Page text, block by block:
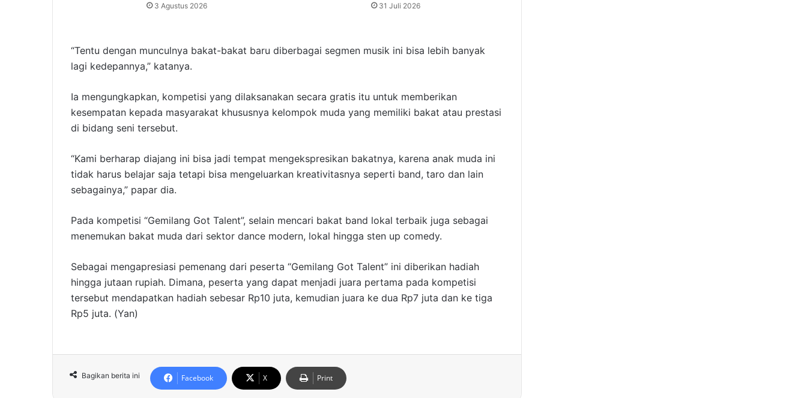
3 Agustus 2026 31 Juli 2026
“Tentu dengan munculnya bakat-bakat baru diberbagai segmen musik ini bisa lebih banyak
lagi kedepannya,” katanya.
Ia mengungkapkan, kompetisi yang dilaksanakan secara gratis itu untuk memberikan
kesempatan kepada masyarakat khususnya kelompok muda yang memiliki bakat atau prestasi
di bidang seni tersebut.
“Kami berharap diajang ini bisa jadi tempat mengekspresikan bakatnya, karena anak muda ini
tidak harus belajar saja tetapi bisa mengeluarkan kreativitasnya seperti band, taro dan lain
sebagainya,” papar dia.
Pada kompetisi “Gemilang Got Talent”, selain mencari bakat band lokal terbaik juga sebagai
menemukan bakat muda dari sektor dance modern, lokal hingga sten up comedy.
Sebagai mengapresiasi pemenang dari peserta “Gemilang Got Talent” ini diberikan hadiah
hingga jutaan rupiah. Dimana, peserta yang dapat menjadi juara pertama pada kompetisi
tersebut mendapatkan hadiah sebesar Rp10 juta, kemudian juara ke dua Rp7 juta dan ke tiga
Rp5 juta. (Yan)
Bagikan berita ini Facebook X Print